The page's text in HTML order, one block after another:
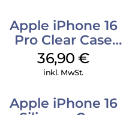
Apple iPhone 16
Pro Clear Case
MagSafe
Transparent
36,90€
inkl. MwSt.
Apple iPhone 16